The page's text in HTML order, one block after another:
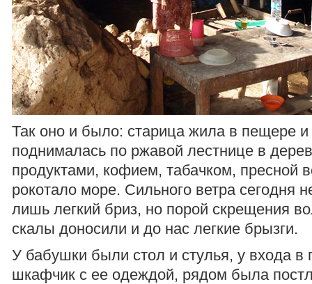
Так оно и было: старица жила в пещере
поднималась по ржавой лестнице в
продуктами, кофием, табачком, пресной
рокотало море. Сильного ветра сегодня
лишь легкий бриз, но порой скрещения
скалы доносили и до нас легкие брызги.
У бабушки были стол и стулья, у входа в
шкафчик с ее одеждой, рядом была